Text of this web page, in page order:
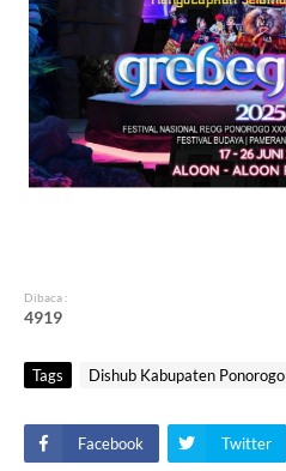
Dibaca :
4919
Tags Dishub Kabupaten Ponorogo
Facebook Twitter